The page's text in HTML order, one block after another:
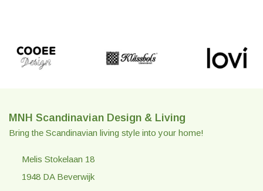
MNH Scandinavian Design & Living
Bring the Scandinavian living style into your home!
Melis Stokelaan 18
1948 DA Beverwijk